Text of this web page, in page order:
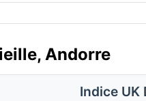
Andorre
Indice UK